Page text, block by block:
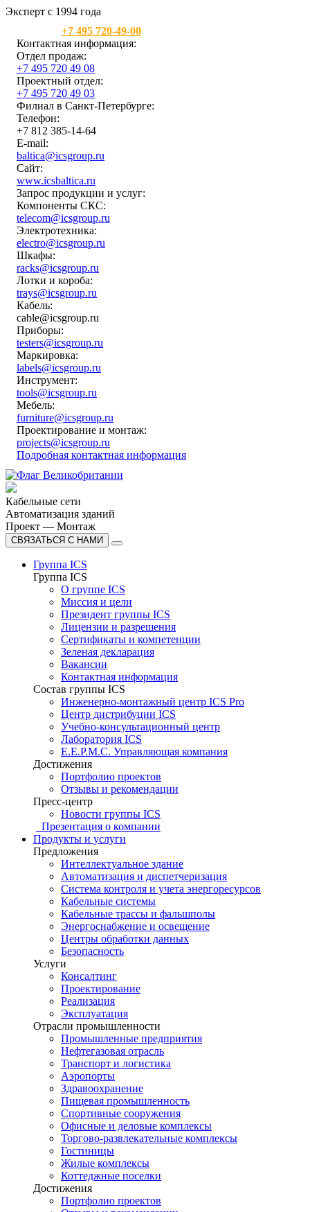
Эксперт с 1994 года
+7 495 720-49-00
Контактная информация:
Отдел продаж:
+7 495 720 49 08
Проектный отдел:
+7 495 720 49 03
Филиал в Санкт-Петербурге:
Телефон:
+7 812 385-14-64
E-mail:
baltica@icsgroup.ru
Сайт:
www.icsbaltica.ru
Запрос продукции и услуг:
Компоненты СКС:
telecom@icsgroup.ru
Электротехника:
electro@icsgroup.ru
Шкафы:
racks@icsgroup.ru
Лотки и короба:
trays@icsgroup.ru
Кабель:
cable@icsgroup.ru
Приборы:
testers@icsgroup.ru
Маркировка:
labels@icsgroup.ru
Инструмент:
tools@icsgroup.ru
Мебель:
furniture@icsgroup.ru
Проектирование и монтаж:
projects@icsgroup.ru
Подробная контактная информация
Кабельные сети
Автоматизация зданий
Проект — Монтаж
СВЯЗАТЬСЯ С НАМИ
Группа ICS
Группа ICS
О группе ICS
Миссия и цели
Президент группы ICS
Лицензии и разрешения
Сертификаты и компетенции
Зеленая декларация
Вакансии
Контактная информация
Состав группы ICS
Инженерно-монтажный центр ICS Pro
Центр дистрибуции ICS
Учебно-консультационный центр
Лаборатория ICS
E.E.P.M.C. Управляющая компания
Достижения
Портфолио проектов
Отзывы и рекомендации
Пресс-центр
Новости группы ICS
Презентация о компании
Продукты и услуги
Предложения
Интеллектуальное здание
Автоматизация и диспетчеризация
Система контроля и учета энергоресурсов
Кабельные системы
Кабельные трассы и фальшполы
Энергоснабжение и освещение
Центры обработки данных
Безопасность
Услуги
Консалтинг
Проектирование
Реализация
Эксплуатация
Отрасли промышленности
Промышленные предприятия
Нефтегазовая отрасль
Транспорт и логистика
Аэропорты
Здравоохранение
Пищевая промышленность
Спортивные сооружения
Офисные и деловые комплексы
Торгово-развлекательные комплексы
Гостиницы
Жилые комплексы
Коттеджные поселки
Достижения
Портфолио проектов